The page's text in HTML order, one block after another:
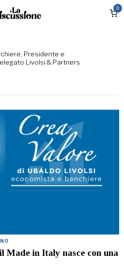
0
Presidente e
Livolsi & Partners
Made in Italy nasce con una